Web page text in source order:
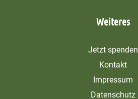
Weiteres
Jetzt spenden
Kontakt
Impressum
Datenschutz